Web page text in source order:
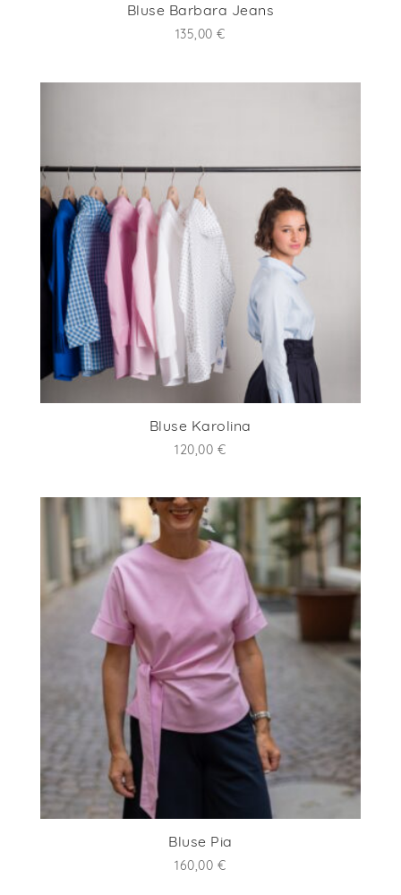
Bluse Barbara Jeans
135,00€
Bluse Karolina
120,00 €
Bluse Pia
160,00 €